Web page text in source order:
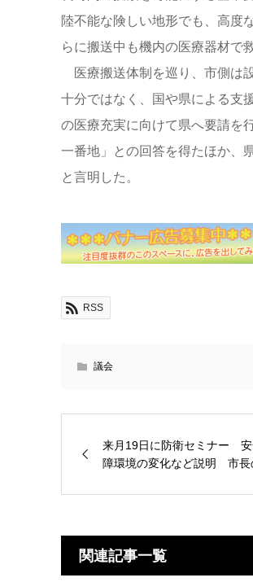
陸不能な険しい地形でも、高度
らに搬送中も機内の医療器材で
医療搬送体制を巡り、市側は
十分ではなく、国や県による支
の医療充実に向けて県へ要請を
一番地」との回答を得たほか、
と言明した。
RSS
議会
来月19日に防衛セミナー
障環境の変化など説明 市長
関連記事一覧